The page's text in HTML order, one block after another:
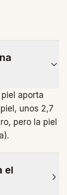
aporta
unos 2,7
pero la piel
el